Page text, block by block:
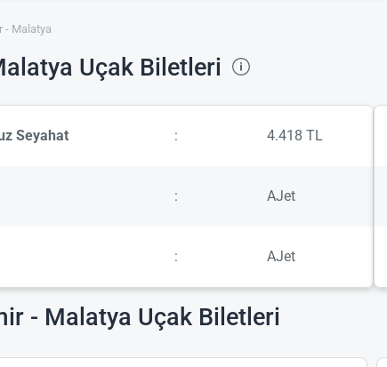
- Malatya
Uçak Biletleri
Seyahat : 4.418 TL
: AJet
: AJet
- Malatya Uçak Biletleri